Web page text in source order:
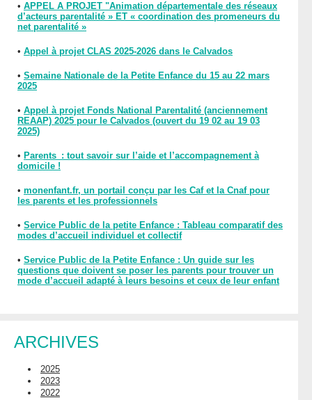
• APPEL A PROJET "Animation départementale des réseaux
d’acteurs parentalité » ET « coordination des promeneurs du
net parentalité »
• Appel à projet CLAS 2025-2026 dans le Calvados
• Semaine Nationale de la Petite Enfance du 15 au 22 mars
2025
• Appel à projet Fonds National Parentalité (anciennement
REAAP) 2025 pour le Calvados (ouvert du 19 02 au 19 03
2025)
• Parents : tout savoir sur l’aide et l’accompagnement à
domicile !
• monenfant.fr, un portail conçu par les Caf et la Cnaf pour
les parents et les professionnels
• Service Public de la petite Enfance : Tableau comparatif des
modes d’accueil individuel et collectif
• Service Public de la Petite Enfance : Un guide sur les
questions que doivent se poser les parents pour trouver un
mode d’accueil adapté à leurs besoins et ceux de leur enfant
ARCHIVES
2025
2023
2022